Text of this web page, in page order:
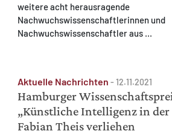
weitere acht herausragende
Nachwuchswissenschaftlerinnen und
Nachwuchswissenschaftler aus ...
Aktuelle Nachrichten - 12.11.2021
Hamburger
„Künstliche Intelligenz in der
Fabian Theis verliehen